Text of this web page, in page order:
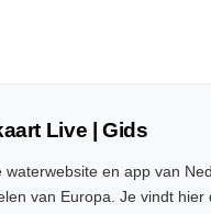
Live | Gids
en app van
van Europa. Je vindt hier